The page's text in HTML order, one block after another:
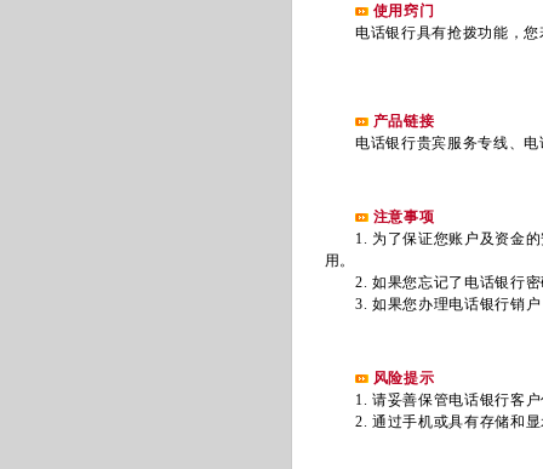
使用窍门
电话银行具有抢拨功能，
产品链接
电话银行贵宾服务专线、电
注意事项
1. 为了保证您账户及资金的
用。
2. 如果您忘记了电话银行密
3. 如果您办理电话银行销户
风险提示
1. 请妥善保管电话银行客户
2. 通过手机或具有存储和显